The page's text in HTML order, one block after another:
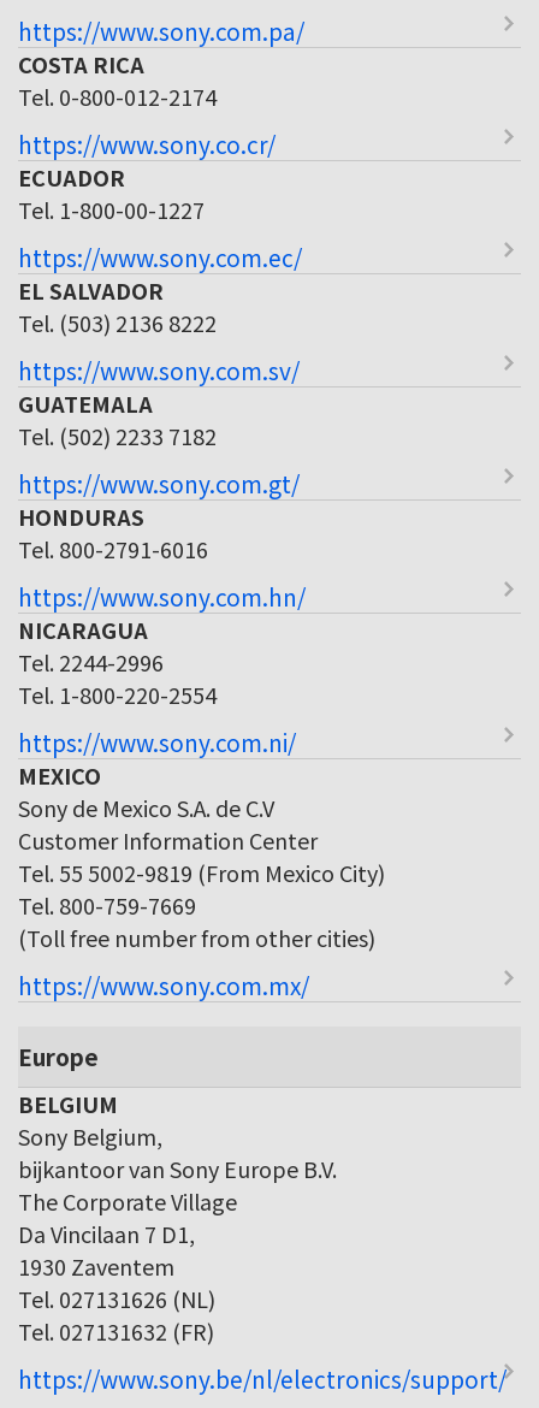
https://www.sony.com.pa/
COSTA RICA
Tel. 0-800-012-2174
https://www.sony.co.cr/
ECUADOR
Tel. 1-800-00-1227
https://www.sony.com.ec/
EL SALVADOR
Tel. (503) 2136 8222
https://www.sony.com.sv/
GUATEMALA
Tel. (502) 2233 7182
https://www.sony.com.gt/
HONDURAS
Tel. 800-2791-6016
https://www.sony.com.hn/
NICARAGUA
Tel. 2244-2996
Tel. 1-800-220-2554
https://www.sony.com.ni/
MEXICO
Sony de Mexico S.A. de C.V
Customer Information Center
Tel. 55 5002-9819 (From Mexico City)
Tel. 800-759-7669
(Toll free number from other cities)
https://www.sony.com.mx/
Europe
BELGIUM
Sony Belgium,
bijkantoor van Sony Europe B.V.
The Corporate Village
Da Vincilaan 7 D1,
1930 Zaventem
Tel. 027131626 (NL)
Tel. 027131632 (FR)
https://www.sony.be/nl/electronics/support/